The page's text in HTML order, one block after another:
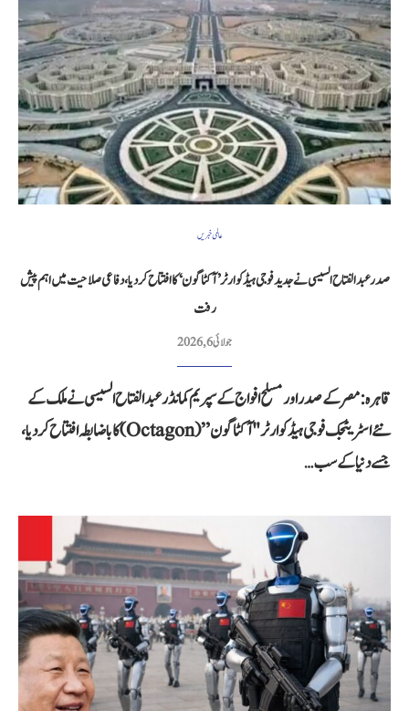
عالمی خبریں
صدر عبدالفتاح السیسی نے جدید فوجی ہیڈکوارٹر ’آکٹاگون‘ کا افتتاح کر دیا، دفاعی صلاحیت میں اہم پیش
رفت
جولائی 6, 2026
قاہرہ: مصر کے صدر اور مسلح افواج کے سپریم کمانڈر عبدالفتاح السیسی نے ملک کے
نئے اسٹریٹجک فوجی ہیڈکوارٹر "آکٹاگون” (Octagon) کا باضابطہ افتتاح کر دیا،
جسے دنیا کے سب…